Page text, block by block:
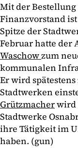
Mit der
Finanzvorstand
Spitze der
Februar hatte der
Waschowzum
kommunalen
Er wird
Stadtwerken
Grützmacherwird
Stadtwerke
ihre Tätigkeit im
haben. (gun)